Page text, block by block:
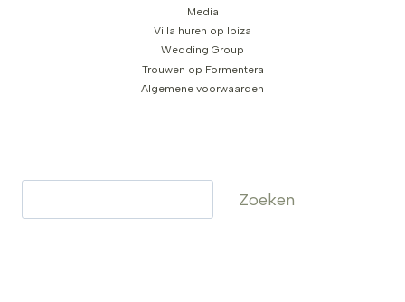
Media
Villa huren op Ibiza
Wedding Group
Trouwen op Formentera
Algemene voorwaarden
Zoeken